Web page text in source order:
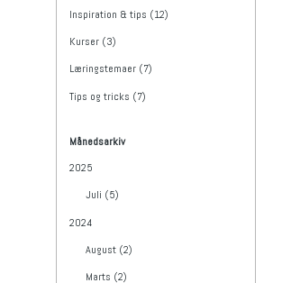
Inspiration & tips (12)
Kurser (3)
Læringstemaer (7)
Tips og tricks (7)
Månedsarkiv
2025
Juli (5)
2024
August (2)
Marts (2)